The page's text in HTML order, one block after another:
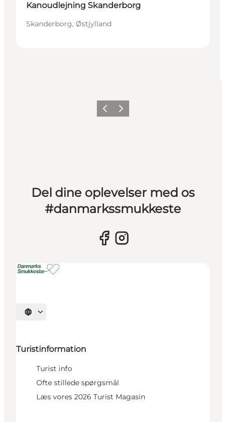
Kanoudlejning Skanderborg
Skanderborg, Østjylland
Forrige billede
Næste billede
Del dine oplevelser med os
#danmarkssmukkeste
Vælg sprog
Turistinformation
Turist info
Ofte stillede spørgsmål
Læs vores 2026 Turist Magasin